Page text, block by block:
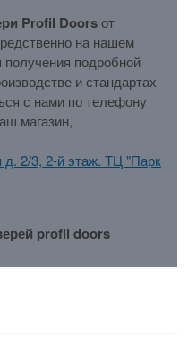
Profil Doorsот
на нашем
получения подробной
и стандартах
с нами по телефону
магазин,
д. 2/3, 2-й этаж. ТЦ "Парк
profil doors